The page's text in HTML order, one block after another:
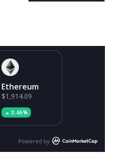
Ethereum
$1,914.09
0.46%
Powered by